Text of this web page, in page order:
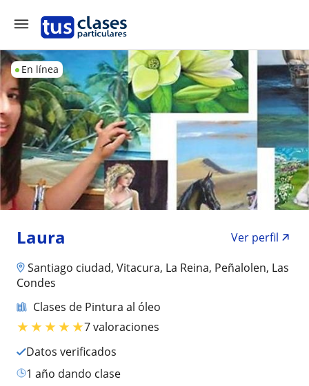
En línea
Laura
Ver perfil
Santiago ciudad, Vitacura, La Reina, Peñalolen, Las
Condes
Clases de Pintura al óleo
★★★★★7 valoraciones
Datos verificados
1 año dando clase